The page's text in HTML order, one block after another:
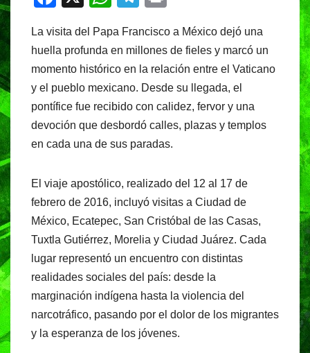
c
e
b
o
o
k
at
s
A
p
p
e
gr
a
m
t
La visita del Papa Francisco a México dejó una
huella profunda en millones de fieles y marcó un
momento histórico en la relación entre el Vaticano
y el pueblo mexicano. Desde su llegada, el
pontífice fue recibido con calidez, fervor y una
devoción que desbordó calles, plazas y templos
en cada una de sus paradas.
El viaje apostólico, realizado del 12 al 17 de
febrero de 2016, incluyó visitas a Ciudad de
México, Ecatepec, San Cristóbal de las Casas,
Tuxtla Gutiérrez, Morelia y Ciudad Juárez. Cada
lugar representó un encuentro con distintas
realidades sociales del país: desde la
marginación indígena hasta la violencia del
narcotráfico, pasando por el dolor de los migrantes
y la esperanza de los jóvenes.